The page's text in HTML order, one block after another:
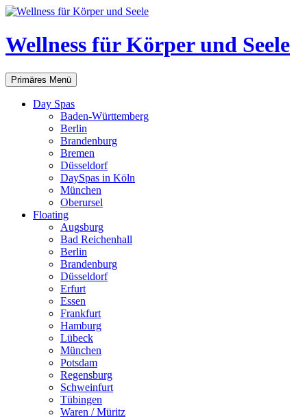
Zum
springen
Wellness für Körper und Seele
Suchen
Primäres Menü
Day Spas
Baden-Württemberg
Berlin
Brandenburg
Bremen
Düsseldorf
DaySpas in Köln
München
Oberursel
Floating
Augsburg
Bad Reichenhall
Berlin
Brandenburg
Düsseldorf
Erfurt
Essen
Frankfurt
Hamburg
Lübeck
München
Potsdam
Regensburg
Schweinfurt
Tübingen
Waren / Müritz